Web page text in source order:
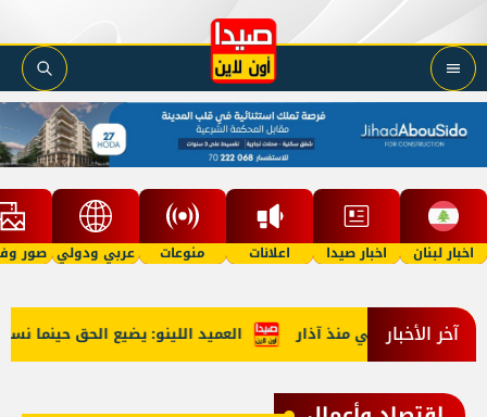
اخبار لبنان اخبار صيدا اعلانات منوعات عربي ودولي صور
آخر الأخبار العميد اللينو: يضيع الحق حينما